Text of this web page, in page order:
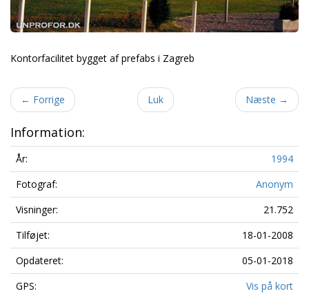
Kontorfacilitet bygget af prefabs i Zagreb
← Forrige Luk Næste →
Information:
År:
1994
Fotograf:
Anonym
Visninger:
21.752
Tilføjet:
18-01-2008
Opdateret:
05-01-2018
GPS:
Vis på kort